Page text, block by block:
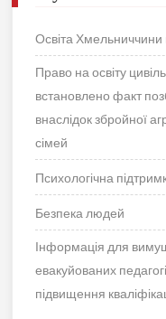
Освіта Хмельниччини
Право на освіту
встановлено факт
внаслідок збройної
сімей
Психологічна
Безпека людей
Інформація для
евакуйованих
підвищення